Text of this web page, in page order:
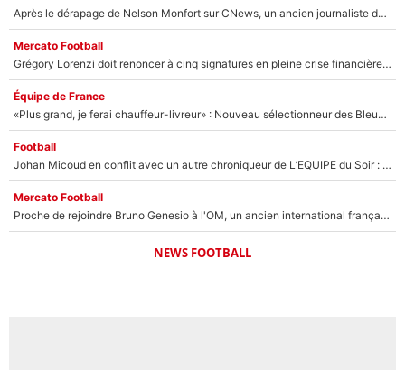
Après le dérapage de Nelson Monfort sur CNews, un ancien journaliste de France Télévisions relance la polémique sur les incendies en Gironde
Mercato Football
Grégory Lorenzi doit renoncer à cinq signatures en pleine crise financière : L’IA propose sept noms à l’OM pour un mercato réussi... à seulement 5M€ !
Équipe de France
«Plus grand, je ferai chauffeur-livreur» : Nouveau sélectionneur des Bleus, Zinédine Zidane s’était imaginé un avenir très différent lorsqu'il était enfant
Football
Johan Micoud en conflit avec un autre chroniqueur de L’EQUIPE du Soir : «Pendant un moment, je ne les ai pas remis ensemble dans l'émission»
Mercato Football
Proche de rejoindre Bruno Genesio à l'OM, un ancien international français va finalement débarquer... sur RMC !
NEWS FOOTBALL